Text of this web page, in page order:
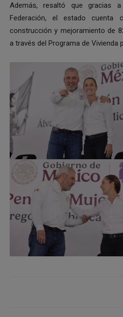
Además, resaltó que gracias
Federación, el estado cuenta
construcción y mejoramiento de
a través del Programa de Vivienda